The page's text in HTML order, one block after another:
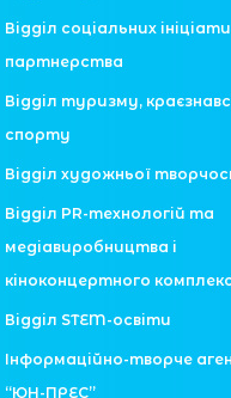
Відділ соціальних
партнерства
Відділ туризму,
спорту
Відділ художньої
Відділ PR-технологій та
медіавиробництва і
кіноконцертного
Відділ STEM-освіти
Інформаційно-творче
“ЮН-ПРЕС”